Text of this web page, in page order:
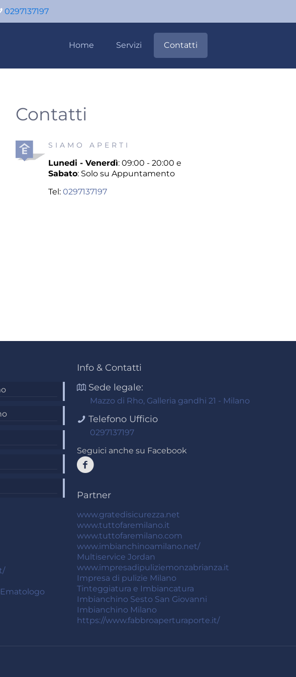
0297137197
Home Servizi Contatti
Contatti
SIAMO APERTI
Lunedi - Venerdì: 09:00 - 20:00 e
Sabato: Solo su Appuntamento
Tel: 0297137197
Ematologo
Info & Contatti
Sede legale:
Mazzo di Rho, Galleria gandhi 21 - Milano
Telefono Ufficio
0297137197
Seguici anche su Facebook
Partner
www.gratedisicurezza.net
www.tuttofaremilano.it
www.tuttofaremilano.com
www.imbianchinoamilano.net/
Multiservice Jordan
www.impresadipuliziemonzabrianza.it
Impresa di pulizie Milano
Tinteggiatura e Imbiancatura
Imbianchino Sesto San Giovanni
Imbianchino Milano
https://www.fabbroaperturaporte.it/